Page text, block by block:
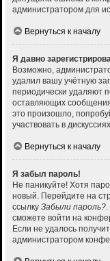
администратором для
Вернуться к началу
Я давно
Возможно,
удалил вашу учётную
периодически удаляют
оставляющих
это произошло,
участвовать в
Вернуться к началу
Я забыл пароль!
Не паникуйте! Хотя
новый. Перейдите на
ссылку Забыли пароль?
сможете войти на
Если не удалось
администратором